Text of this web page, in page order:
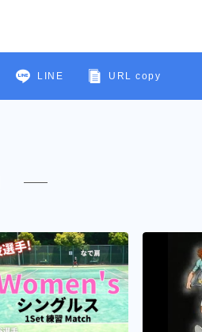
LINE URL copy